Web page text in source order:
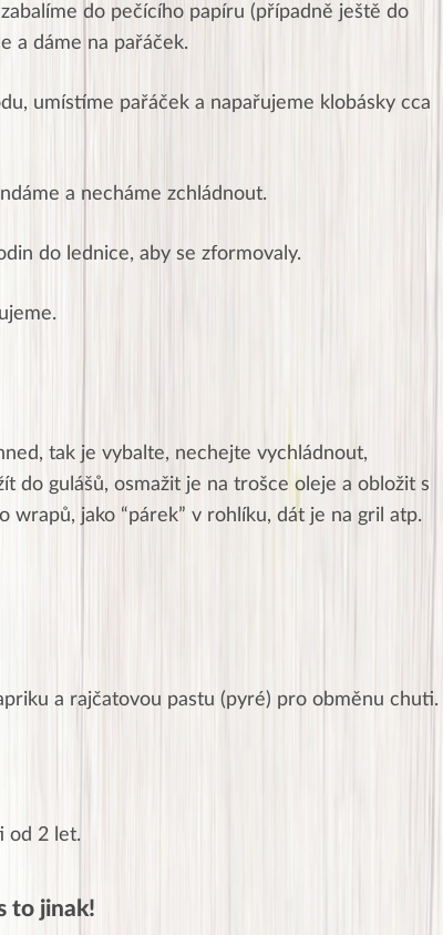
do pečícího papíru (případně ještě do
a dáme na pařáček.
umístíme pařáček a napařujeme klobásky cca
a necháme zchládnout.
do lednice, aby se zformovaly.
tak je vybalte, nechejte vychládnout,
do gulášů, osmažit je na trošce oleje a obložit s
wrapů, jako “párek” v rohlíku, dát je na gril atp.
a rajčatovou pastu (pyré) pro obměnu chuti.
od 2 let.
to jinak!